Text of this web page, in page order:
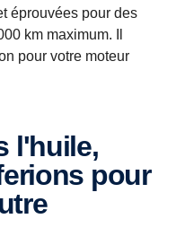
éprouvées pour des
km maximum. Il
pour votre moteur
pour